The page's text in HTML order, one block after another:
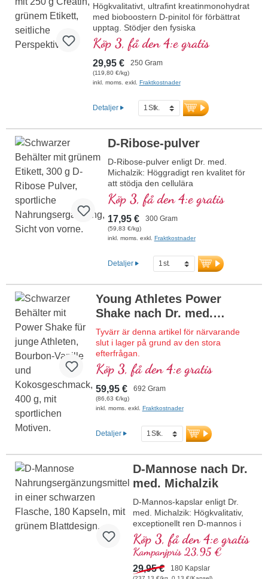
– med över 20 års erfarenhet inom
mikronäringsforskning.
Mer information om Creatine Pro
Level
Högkvalitativt, ultrafint kreatinmonohydrat
med bioboostern D-pinitol för förbättrat
upptag. Stödjer den fysiska
prestationsförmågan vid intensiva
träningspass och främjar återhämtning
efter träning. Perfekt lösligt, flexibelt att
dosera. Veganskt, utan artificiella tillsatser,
med aluminiumfri försegling – utvecklat av
Mer information om Creatine Pro
Köp 3, få den 4:e gratis
29,95 € 250 Gram
(119,80 €/kg)
inkl. moms. exkl. Fraktkostnader
Detaljer
D-Ribose-pulver
D-Ribose-pulver enligt Dr. med.
Michalzik: Höggradigt ren kvalitet för
att stödja den cellulära
energiproduktionen. Essentiellt för
bildningen av ATP, kroppens
universella energibärare, för NADH
och DNA. Optimalt för idrottare,
återhämtning och generellt för att
prestationsförmåga. Mycket lättlösligt,
behagligt söt smak, veganskt och fritt
20 års erfarenhet av produktion av
högkvalitativa kosttillskott. Utvecklat
för din hälsa och vitalitet.
Mer information om D-Ribose-
pulver
Köp 3, få den 4:e gratis
17,95 € 300 Gram
(59,83 €/kg)
inkl. moms. exkl. Fraktkostnader
Detaljer
Young Athletes Power
Shake nach Dr. med.
Michalzik
Tyvärr är denna artikel för närvarande
slut i lager på grund av den stora
efterfrågan.
Högkvalitativ proteinshake med alla
essentiella aminosyror (EAAs) och
muskelaminosyror (BCAAs), berikad med
kreatin, D-ribos (muskelsocker) och
som ger 70 mineraler och spårämnen
med kalcium och vitamin D för starka
Utvecklad av läkare, producerad i
Tyskland.
Mer information om Young Athletes
Complete Shake
Köp 3, få den 4:e gratis
59,95 € 692 Gram
(86,63 €/kg)
inkl. moms. exkl. Fraktkostnader
Detaljer
D-Mannose nach Dr.
med. Michalzik
D-Mannos-kapslar enligt Dr.
med. Michalzik: Högkvalitativ,
exceptionellt ren D-mannos i
optimal dosering – vegansk,
naturlig och fri från tillsatser.
Utvecklad för riktad daglig
användning med upp till 5 g
högren D-mannos per dag.
Köp 3, få den 4:e gratis
Kampanjpris 23,95 €
29,95 € 180 Kapslar